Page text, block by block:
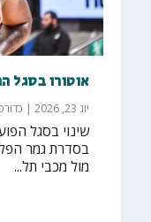
אוטורו בסגל
יונ 23, 2026 |
מול מכבי תל...